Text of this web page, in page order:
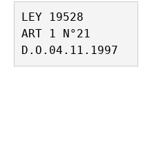
LEY 19528
ART 1 N°21
D.O.04.11.1997